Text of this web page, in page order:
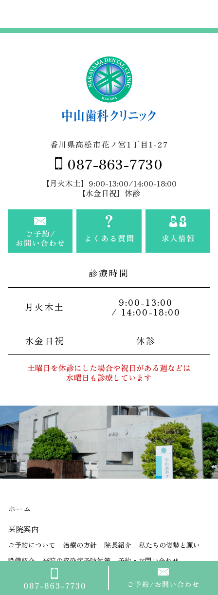
香川県高松市花ノ宮1丁目1-27
087-863-7730
【月火木土】9:00-13:00/14:00-18:00
【水金日祝】休診
診療時間
月火木土 9:00-13:00
/ 14:00-18:00
水金日祝 休診
土曜日を休診にした場合や祝日がある週などは
水曜日も診療しています
ホーム
医院案内
ご予約について 治療の方針 院長紹介
私たちの姿勢と願い
設備紹介
当院の感染症予防対策
予約・お問い合わせ